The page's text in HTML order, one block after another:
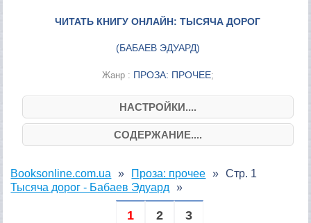
ЧИТАТЬ КНИГУ ОНЛАЙН: ТЫСЯЧА ДОРОГ
(БАБАЕВ ЭДУАРД)
Жанр : ПРОЗА: ПРОЧЕЕ;
НАСТРОЙКИ....
СОДЕРЖАНИЕ....
Booksonline.com.ua
Проза: прочее
Тысяча дорог - Бабаев Эдуард
Стр. 1
1 2 3